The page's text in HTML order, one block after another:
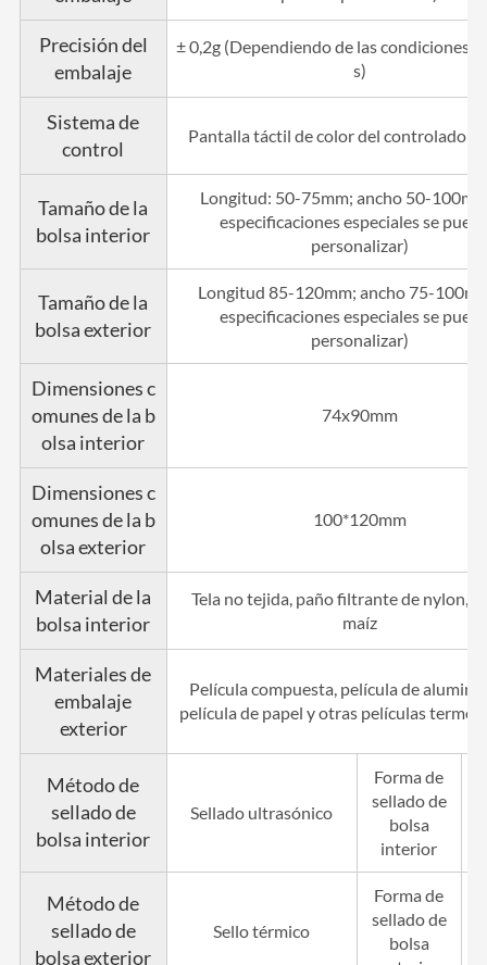
Precisión del
embalaje
± 0,2g (Dependiendo de las condiciones
s)
Sistema de
control
Pantalla táctil de color del controlador
Tamaño de la
bolsa interior
Longitud: 50-75mm; ancho 50-
especificaciones especiales se
personalizar)
Tamaño de la
bolsa exterior
Longitud 85-120mm; ancho 75-
especificaciones especiales se
personalizar)
Dimensiones c
omunes de la b
olsa interior
74x90mm
Dimensiones c
omunes de la b
olsa exterior
100*120mm
Material de la
bolsa interior
Tela no tejida, paño filtrante de nylon,
maíz
Materiales de
embalaje
exterior
Película compuesta, película de
película de papel y otras películas
Método de
sellado de
bolsa interior
Sellado ultrasónico
Forma de
sellado de
bolsa
interior
Método de
sellado de
bolsa exterior
Sello térmico
Forma de
sellado de
bolsa